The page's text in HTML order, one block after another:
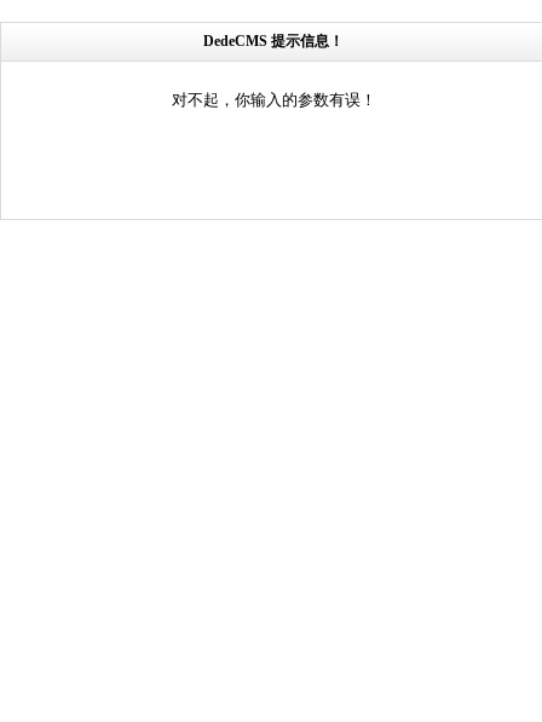
DedeCMS 提示信息！
对不起，你输入的参数有误！